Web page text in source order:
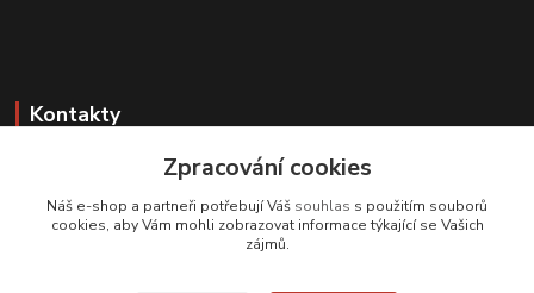
Kontakty
Zákaznická podpora
+420 608 331 344
(Po-Pá, 11-17 hod.; So, 9-12 hod.)
Zpracování cookies
Náš e-shop a partneři potřebují Váš souhlas s použitím souborů
cookies, aby Vám mohli zobrazovat informace týkající se Vašich
zájmů.